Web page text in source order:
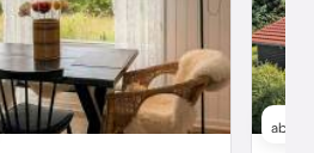
ab